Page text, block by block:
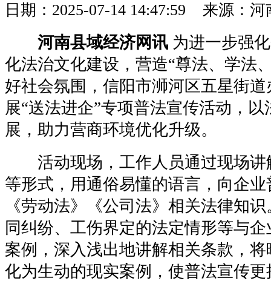
日期：2025-07-14 14:47:59 来源：
河南县域经济网讯 为进一步强
化法治文化建设，营造“尊法、学法
好社会氛围，信阳市浉河区五星街
展“送法进企”专项普法宣传活动，
展，助力营商环境优化升级。
活动现场，工作人员通过现场讲
等形式，用通俗易懂的语言，向企
《劳动法》《公司法》相关法律知
同纠纷、工伤界定的法定情形等与
案例，深入浅出地讲解相关条款，
化为生动的现实案例，使普法宣传